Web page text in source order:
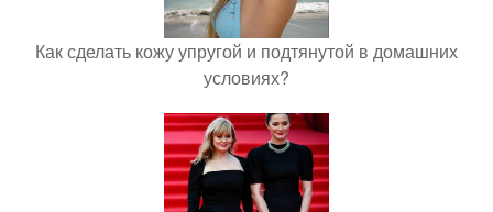
Как сделать кожу упругой и подтянутой в домашних
условиях?